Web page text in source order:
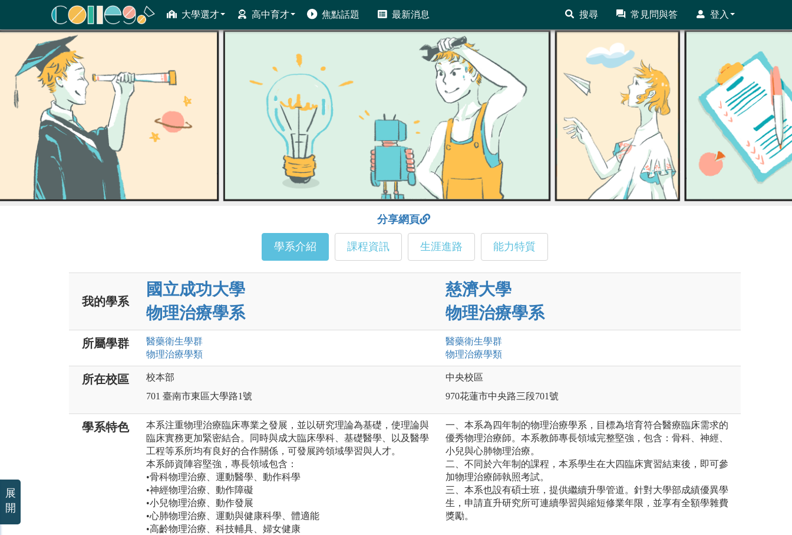
大學選才 高中育才 焦點話題 最新消息 搜尋 常見問與答 登入
ColleGo! 大學選才與高中育才輔助系統
分享網頁
學系介紹 課程資訊 生涯進路 能力特質
我的學系
國立成功大學
物理治療學系
慈濟大學
物理治療學系
所屬學群 醫藥衛生學群
物理治療學類
醫藥衛生學群
物理治療學類
所在校區
校本部
701 臺南市東區大學路1號
中央校區
970花蓮市中央路三段701號
學系特色
本系注重物理治療臨床專業之發展，並以研究理論為基礎，使理論與
臨床實務更加緊密結合。同時與成大臨床學科、基礎醫學、以及醫學
工程等系所均有良好的合作關係，可發展跨領域學習與人才。
本系師資陣容堅強，專長領域包含：
•骨科物理治療、運動醫學、動作科學
•神經物理治療、動作障礙
•小兒物理治療、動作發展
•心肺物理治療、運動與健康科學、體適能
•高齡物理治療、科技輔具、婦女健康
一、本系為四年制的物理治療學系，目標為培育符合醫療臨床需求的
優秀物理治療師。本系教師專長領域完整堅強，包含：骨科、神經、
小兒與心肺物理治療。
二、不同於六年制的課程，本系學生在大四臨床實習結束後，即可參
加物理治療師執照考試。
三、本系也設有碩士班，提供繼續升學管道。針對大學部成績優異學
生，申請直升研究所可連續學習與縮短修業年限，並享有全額學雜費
獎勵。
展
開